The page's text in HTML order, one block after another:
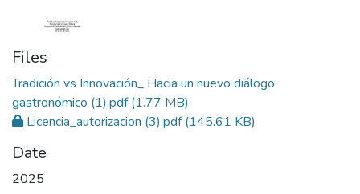
Files
Tradición vs Innovación_ Hacia un nuevo diálogo
gastronómico (1).pdf(1.77 MB)
Licencia_autorizacion (3).pdf(145.61 KB)
Date
2025